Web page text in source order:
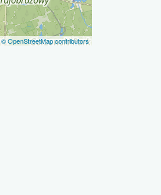
© OpenStreetMap contributors